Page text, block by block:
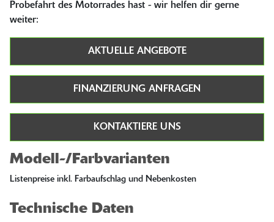
Modell-/Farbvarianten
Listenpreise inkl. Farbaufschlag und Nebenkosten
Technische Daten
Probefahrt des Motorrades hast - wir helfen dir gerne
weiter:
AKTUELLE ANGEBOTE
FINANZIERUNG ANFRAGEN
KONTAKTIERE UNS